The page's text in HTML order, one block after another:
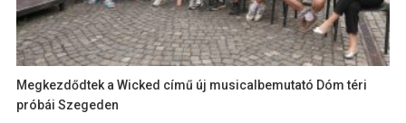
Megkezdődtek a Wicked című új musicalbemutató Dóm téri
próbái Szegeden